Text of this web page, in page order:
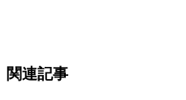
関連記事